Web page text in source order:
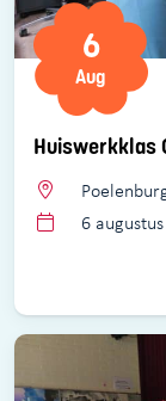
Huiswerkklas
6
Aug
6